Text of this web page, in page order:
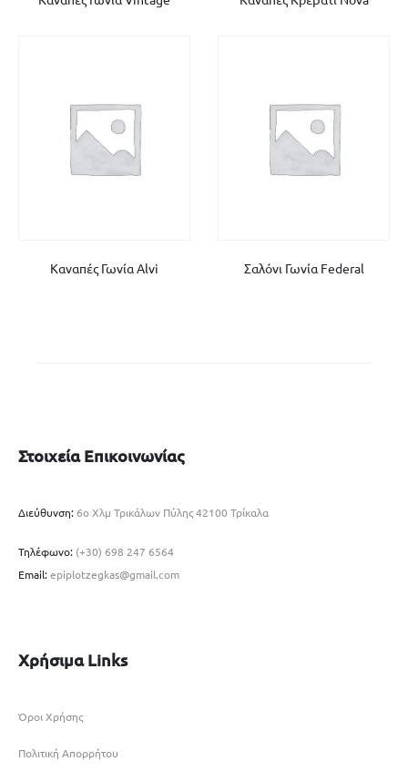
Καναπές Γωνία Alvi Σαλόνι Γωνία Federal
Στοιχεία Επικοινωνίας
Διεύθυνση:6ο Χλμ Τρικάλων Πύλης 42100 Τρίκαλα
Τηλέφωνο: (+30) 698 247 6564
Email:epiplotzegkas@gmail.com
Χρήσιμα Links
Όροι Χρήσης
Πολιτική Απορρήτου